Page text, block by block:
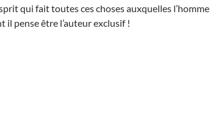
qui fait toutes ces choses auxquelles l’homme
il pense être l’auteur exclusif !